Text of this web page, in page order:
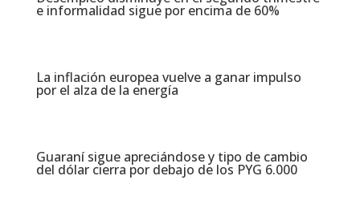
e informalidad sigue por encima de 60%
La inflación europea vuelve a ganar impulso
por el alza de la energía
Guaraní sigue apreciándose y tipo de cambio
del dólar cierra por debajo de los PYG 6.000